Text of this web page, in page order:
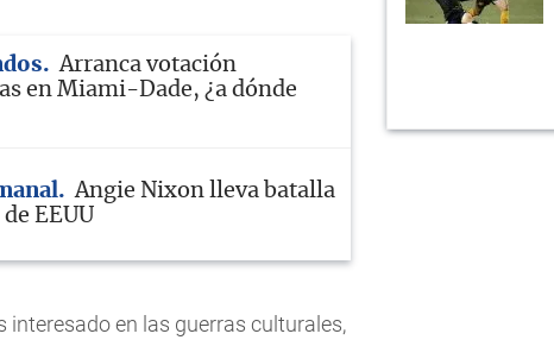
Arranca votación
en Miami-Dade, ¿a dónde
Angie Nixon lleva batalla
EEUU
en las guerras culturales,